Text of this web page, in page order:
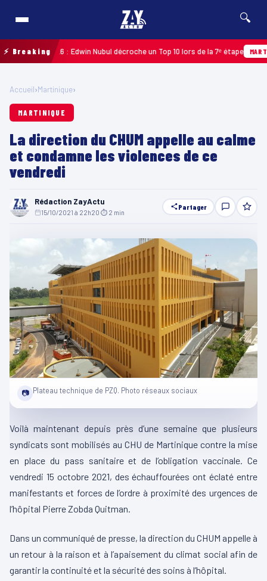
🔍
⚡ Breaking
2026 : Edwin Nubul décroche un Top 10 lors de la 7ᵉ étape MARTINIQUE
Accueil›Martinique›
MARTINIQUE
La direction du CHUM appelle au calme
et condamne les violences de ce
vendredi
Rédaction ZayActu
15/10/2021 à 22h20 ⏱ 2 min
Partager
📷 Plateau technique de PZQ. Photo réseaux sociaux
Voilà maintenant depuis près d’une semaine que plusieurs
syndicats sont mobilisés au CHU de Martinique contre la mise
en place du pass sanitaire et de l’obligation vaccinale. Ce
vendredi 15 octobre 2021, des échauffourées ont éclaté entre
manifestants et forces de l’ordre à proximité des urgences de
l’hôpital Pierre Zobda Quitman.
Dans un communiqué de presse, la direction du CHUM appelle à
un retour à la raison et à l’apaisement du climat social afin de
garantir la continuité et la sécurité des soins à l’hôpital.